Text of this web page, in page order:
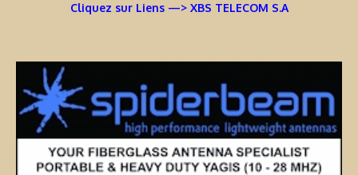
Cliquez sur Liens —> XBS TELECOM S.A